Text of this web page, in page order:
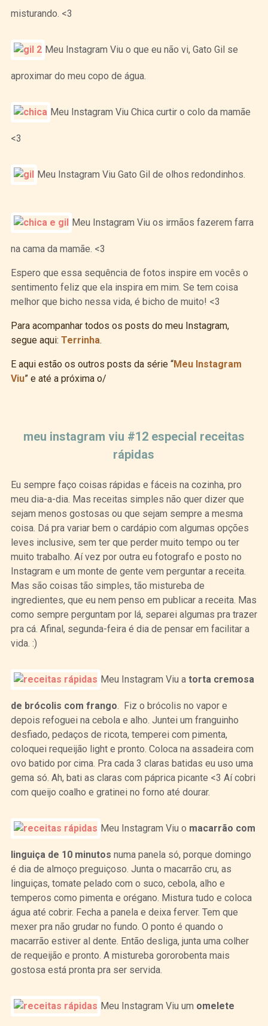
misturando. <3
Meu Instagram Viu o que eu não vi, Gato Gil se
aproximar do meu copo de água.
Meu Instagram Viu Chica curtir o colo da mamãe
<3
Meu Instagram Viu Gato Gil de olhos redondinhos.
Meu Instagram Viu os irmãos fazerem farra
na cama da mamãe. <3
Espero que essa sequência de fotos inspire em vocês o
sentimento feliz que ela inspira em mim. Se tem coisa
melhor que bicho nessa vida, é bicho de muito! <3
Para acompanhar todos os posts do meu Instagram,
segue aqui: Terrinha.
E aqui estão os outros posts da série “Meu Instagram
Viu” e até a próxima o/
meu instagram viu #12 especial receitas
rápidas
Eu sempre faço coisas rápidas e fáceis na cozinha, pro
meu dia-a-dia. Mas receitas simples não quer dizer que
sejam menos gostosas ou que sejam sempre a mesma
coisa. Dá pra variar bem o cardápio com algumas opções
leves inclusive, sem ter que perder muito tempo ou ter
muito trabalho. Aí vez por outra eu fotografo e posto no
Instagram e um monte de gente vem perguntar a receita.
Mas são coisas tão simples, tão mistureba de
ingredientes, que eu nem penso em publicar a receita. Mas
como sempre perguntam por lá, separei algumas pra trazer
pra cá. Afinal, segunda-feira é dia de pensar em facilitar a
vida. :)
Meu Instagram Viu a torta cremosa
de brócolis com frango. Fiz o brócolis no vapor e
depois refoguei na cebola e alho. Juntei um franguinho
desfiado, pedaços de ricota, temperei com pimenta,
coloquei requeijão light e pronto. Coloca na assadeira com
ovo batido por cima. Pra cada 3 claras batidas eu uso uma
gema só. Ah, bati as claras com páprica picante <3 Aí cobri
com queijo coalho e gratinei no forno até dourar.
Meu Instagram Viu o macarrão com
linguiça de 10 minutos numa panela só, porque domingo
é dia de almoço preguiçoso. Junta o macarrão cru, as
linguiças, tomate pelado com o suco, cebola, alho e
temperos como pimenta e orégano. Mistura tudo e coloca
água até cobrir. Fecha a panela e deixa ferver. Tem que
mexer pra não grudar no fundo. O ponto é quando o
macarrão estiver al dente. Então desliga, junta uma colher
de requeijão e pronto. A mistureba gororobenta mais
gostosa está pronta pra ser servida.
Meu Instagram Viu um omelete